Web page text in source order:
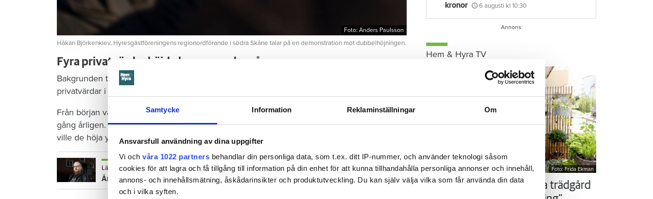
Samtycke Information Reklaminställningar Om
Ansvarsfull användning av dina uppgifter
Vi och våra 1022 partners behandlar din personliga data, som t.ex. ditt IP-nummer, och använder teknologi såsom
cookies för att lagra och få tillgång till information på din enhet för att kunna tillhandahålla personliga annonser och innehåll,
annons- och innehållsmätning, åskådarinsikter och produktutveckling. Du kan själv välja vilka som får använda din data
och i vilka syften.
Foto: Anders Paulsson
Håkan Björkenklev, Hyresgästföreningens regionordförande i södra Skåne talar på en demonstration mot dubbelhöjningen.
Fyra privatvärdar höjde hyra en andra gång
Bakgrunden till den infekterade striden är
privatvärdar i somras genomförde, utan att den var förhandlad.
Från början var det sex hyresvärdar som i våras ville bryta traditionen att justera hyrorna en
gång årligen. Utöver de fem procent som Malmös hyresgäster redan hade fått i höjning i år
ville de höja ytterligare en gång med två procent.
Läs också
Århundradets högsta höjningar – så mycket höjs hyrorna 2023
kronor
6 augusti kl 10:30
Hem & Hyra TV
Foto: Frida Ekman
Gör som Susanne – ordna trädgård